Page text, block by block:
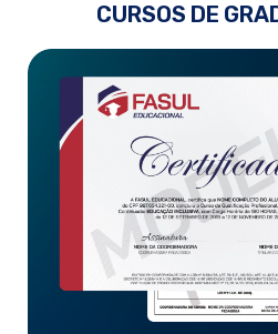
CURSOS DE